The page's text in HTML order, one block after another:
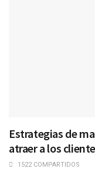
Estrategias de
atraer a los
1522 COMPARTIDOS